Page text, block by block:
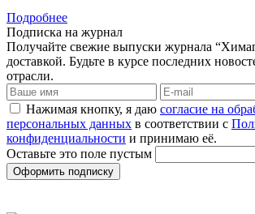
Подробнее
Подписка на журнал
Получайте свежие выпуски журнала
доставкой. Будьте в курсе последних
отрасли.
Нажимая кнопку, я даю согласие на
персональных данных в соответствии с
конфиденциальности и принимаю её.
Оставьте это поле пустым
Оформить подписку